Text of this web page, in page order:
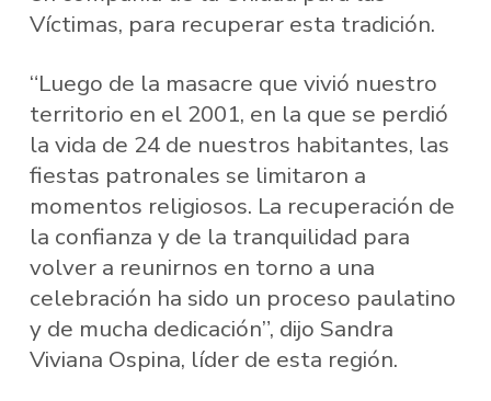
Víctimas, para recuperar esta tradición.
“Luego de la masacre que vivió nuestro
territorio en el 2001, en la que se perdió
la vida de 24 de nuestros habitantes, las
fiestas patronales se limitaron a
momentos religiosos. La recuperación de
la confianza y de la tranquilidad para
volver a reunirnos en torno a una
celebración ha sido un proceso paulatino
y de mucha dedicación”, dijo Sandra
Viviana Ospina, líder de esta región.